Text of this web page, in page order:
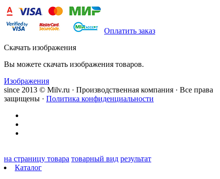
Оплатить заказ
Скачать изображения
Вы можете скачать изображения товаров.
Изображения
since 2013 © Milv.ru · Производственная компания · Все права
защищены · Политика конфиденциальности
на страницу товара товарный вид результат
Каталог